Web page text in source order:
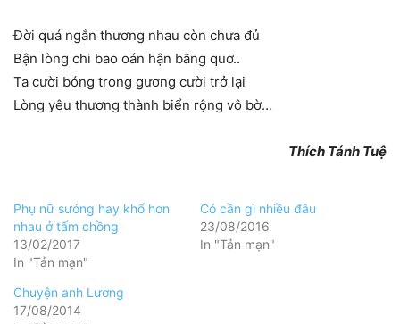
Đời quá ngắn thương nhau còn chưa đủ
Bận lòng chi bao oán hận bâng quơ..
Ta cười bóng trong gương cười trở lại
Lòng yêu thương thành biển rộng vô bờ…
Thích Tánh Tuệ
Phụ nữ sướng hay khổ hơn
nhau ở tấm chồng
13/02/2017
In "Tản mạn"
Có cần gì nhiều đâu
23/08/2016
In "Tản mạn"
Chuyện anh Lương
17/08/2014